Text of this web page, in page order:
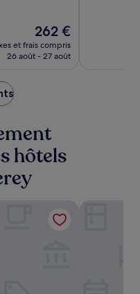
Le
nouveau
prix
262 €
et frais compris
26 août - 27 août
hôtels
Portola